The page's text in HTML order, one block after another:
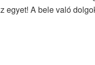
egyet! A bele való